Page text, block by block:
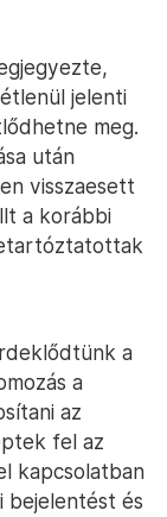
jelenti
meg.
után
visszaesett
a korábbi
a
a
az
fel az
kapcsolatban
bejelentést és